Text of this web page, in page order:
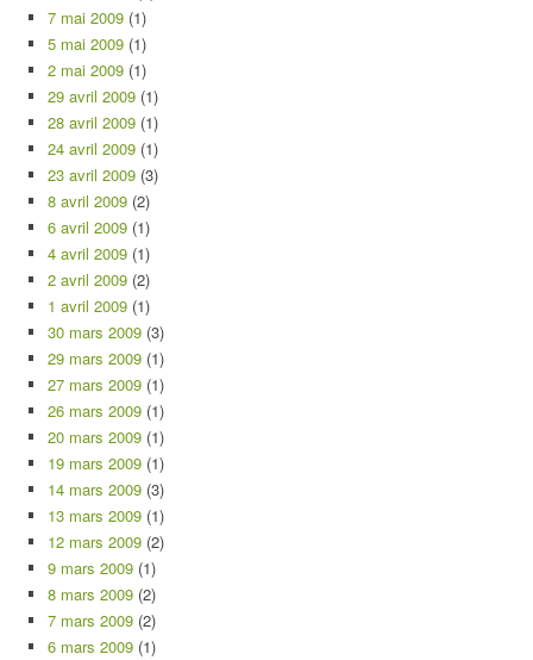
7 mai 2009 (1)
5 mai 2009 (1)
2 mai 2009 (1)
29 avril 2009 (1)
28 avril 2009 (1)
24 avril 2009 (1)
23 avril 2009 (3)
8 avril 2009 (2)
6 avril 2009 (1)
4 avril 2009 (1)
2 avril 2009 (2)
1 avril 2009 (1)
30 mars 2009 (3)
29 mars 2009 (1)
27 mars 2009 (1)
26 mars 2009 (1)
20 mars 2009 (1)
19 mars 2009 (1)
14 mars 2009 (3)
13 mars 2009 (1)
12 mars 2009 (2)
9 mars 2009 (1)
8 mars 2009 (2)
7 mars 2009 (2)
6 mars 2009 (1)